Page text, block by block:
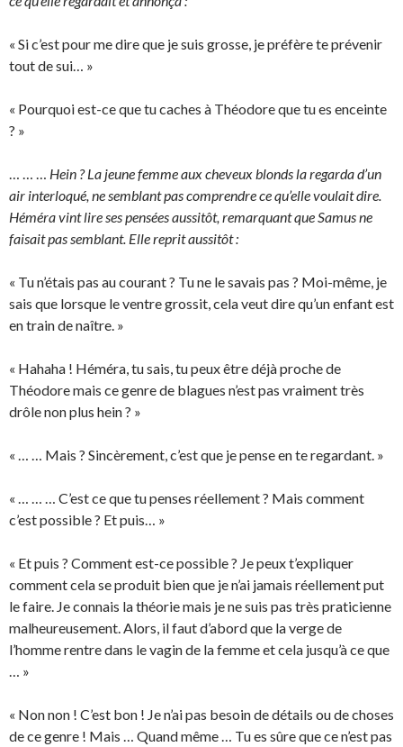
« Si c’est pour me dire que je suis grosse, je préfère te prévenir
tout de sui… »
« Pourquoi est-ce que tu caches à Théodore que tu es enceinte
? »
… … … Hein ? La jeune femme aux cheveux blonds la regarda d’un
air interloqué, ne semblant pas comprendre ce qu’elle voulait dire.
Héméra vint lire ses pensées aussitôt, remarquant que Samus ne
faisait pas semblant. Elle reprit aussitôt :
« Tu n’étais pas au courant ? Tu ne le savais pas ? Moi-même, je
sais que lorsque le ventre grossit, cela veut dire qu’un enfant est
en train de naître. »
« Hahaha ! Héméra, tu sais, tu peux être déjà proche de
Théodore mais ce genre de blagues n’est pas vraiment très
drôle non plus hein ? »
« … … Mais ? Sincèrement, c’est que je pense en te regardant. »
« … … … C’est ce que tu penses réellement ? Mais comment
c’est possible ? Et puis… »
« Et puis ? Comment est-ce possible ? Je peux t’expliquer
comment cela se produit bien que je n’ai jamais réellement put
le faire. Je connais la théorie mais je ne suis pas très praticienne
malheureusement. Alors, il faut d’abord que la verge de
l’homme rentre dans le vagin de la femme et cela jusqu’à ce que
… »
« Non non ! C’est bon ! Je n’ai pas besoin de détails ou de choses
de ce genre ! Mais … Quand même … Tu es sûre que ce n’est pas